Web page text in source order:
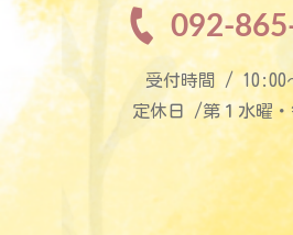
092-
受付時間 / 10:00
定休日 /第１水曜・